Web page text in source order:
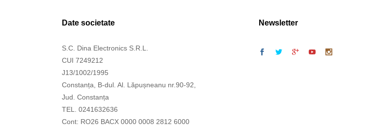
Date societate
S.C. Dina Electronics S.R.L.
CUI 7249212
J13/1002/1995
Constanța, B-dul. Al. Lăpușneanu nr.90-92,
Jud. Constanța
TEL. 0241632636
Cont: RO26 BACX 0000 0008 2812 6000
Newsletter